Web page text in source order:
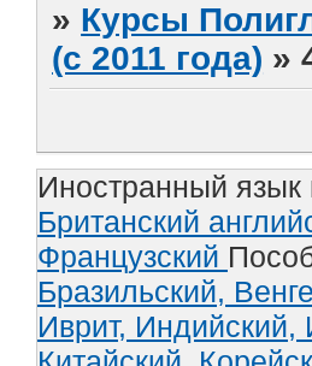
» Курсы
(с 2011 года) »
Иностранный
Британский
Французский
Бразильский,
Иврит, Индийский,